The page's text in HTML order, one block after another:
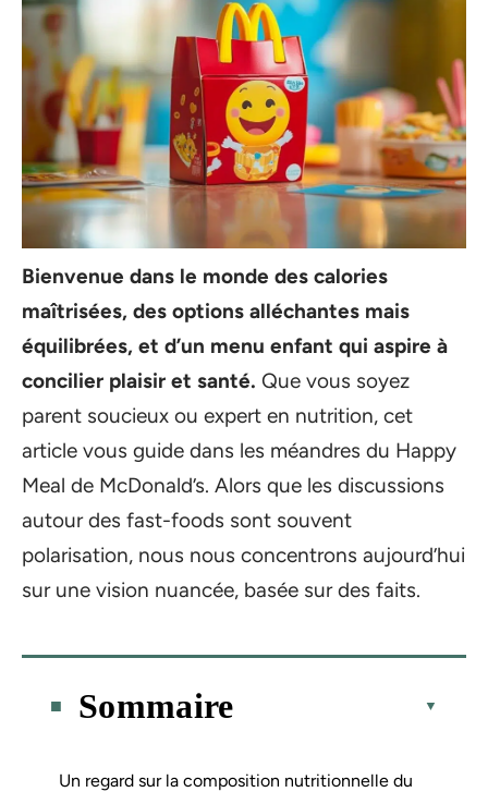
Bienvenue dans le monde des calories
maîtrisées, des options alléchantes mais
équilibrées, et d’un menu enfant qui aspire à
concilier plaisir et santé. Que vous soyez
parent soucieux ou expert en nutrition, cet
article vous guide dans les méandres du Happy
Meal de McDonald’s. Alors que les discussions
autour des fast-foods sont souvent
polarisation, nous nous concentrons aujourd’hui
sur une vision nuancée, basée sur des faits.
Sommaire
Un regard sur la composition nutritionnelle du